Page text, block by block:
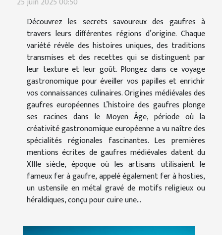
Découvrez les secrets savoureux des gaufres à
travers leurs différentes régions d’origine. Chaque
variété révèle des histoires uniques, des traditions
transmises et des recettes qui se distinguent par
leur texture et leur goût. Plongez dans ce voyage
gastronomique pour éveiller vos papilles et enrichir
vos connaissances culinaires. Origines médiévales des
gaufres européennes L’histoire des gaufres plonge
ses racines dans le Moyen Âge, période où la
créativité gastronomique européenne a vu naître des
spécialités régionales fascinantes. Les premières
mentions écrites de gaufres médiévales datent du
XIIIe siècle, époque où les artisans utilisaient le
fameux fer à gaufre, appelé également fer à hosties,
un ustensile en métal gravé de motifs religieux ou
héraldiques, conçu pour cuire une...